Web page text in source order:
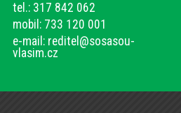
tel.: 317 842 062
mobil: 733 120 001
e-mail: reditel@sosasou-
vlasim.cz